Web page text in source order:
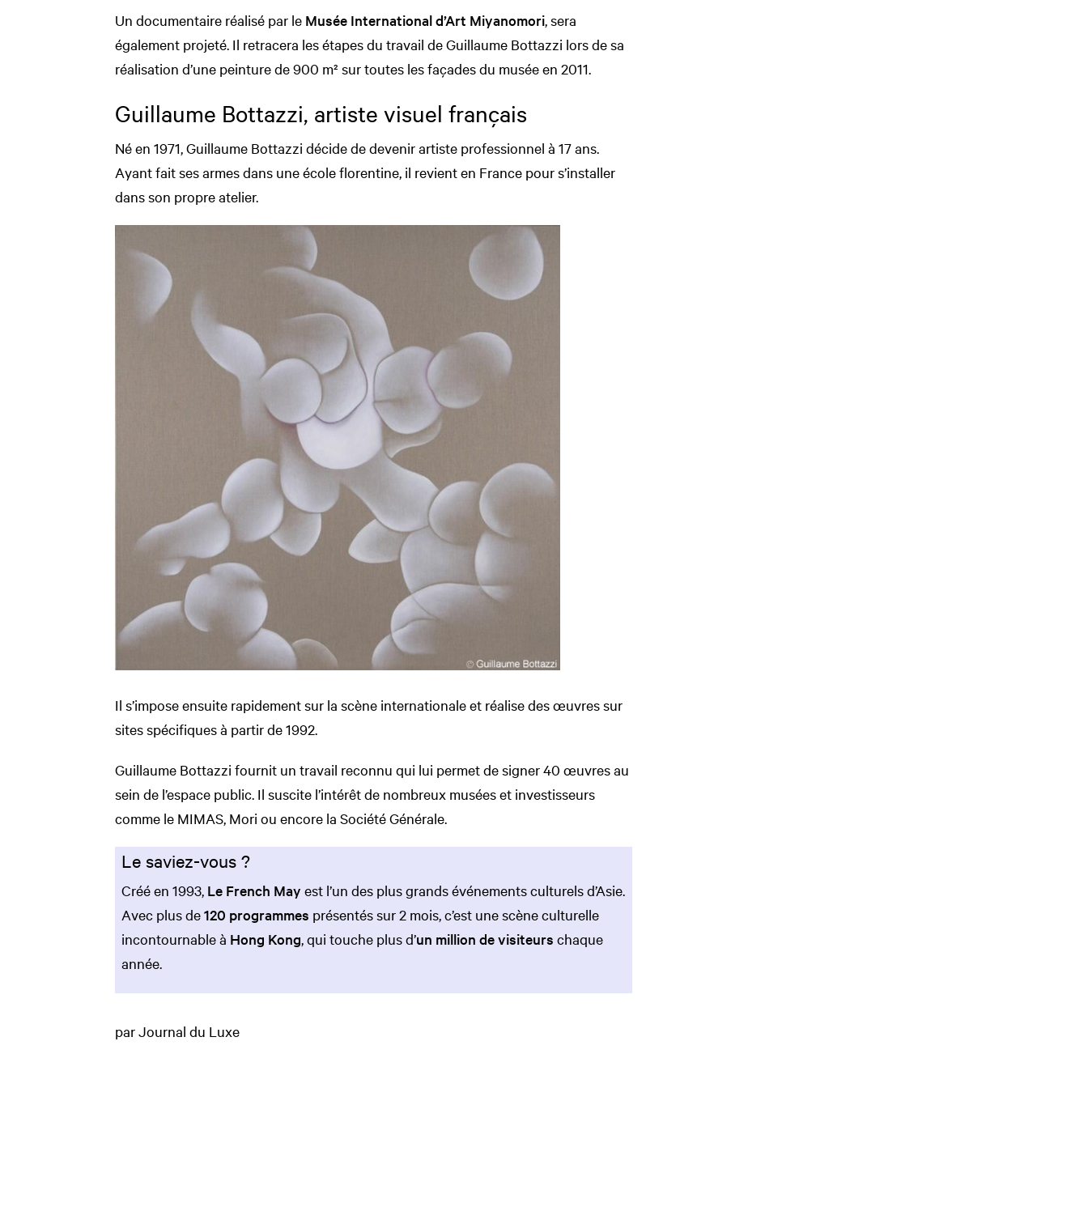
Un documentaire réalisé par le Musée International d’Art Miyanomori, sera
également projeté. Il retracera les étapes du travail de Guillaume Bottazzi lors de sa
réalisation d’une peinture de 900 m² sur toutes les façades du musée en 2011.
Guillaume Bottazzi, artiste visuel français
Né en 1971, Guillaume Bottazzi décide de devenir artiste professionnel à 17 ans.
Ayant fait ses armes dans une école florentine, il revient en France pour s’installer
dans son propre atelier.
Il s’impose ensuite rapidement sur la scène internationale et réalise des œuvres sur
sites spécifiques à partir de 1992.
Guillaume Bottazzi fournit un travail reconnu qui lui permet de signer 40 œuvres au
sein de l’espace public. Il suscite l’intérêt de nombreux musées et investisseurs
comme le MIMAS, Mori ou encore la Société Générale.
Le saviez-vous ?
Créé en 1993, Le French May est l’un des plus grands événements culturels d’Asie.
Avec plus de120 programmes présentés sur 2 mois, c’est une scène culturelle
incontournable à Hong Kong, qui touche plus d’un million de visiteurs chaque
année.
par Journal du Luxe